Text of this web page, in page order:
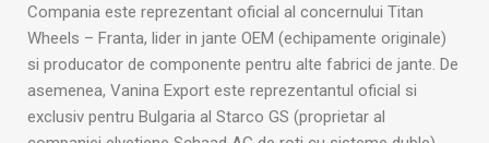
Compania este reprezentant oficial al concernului Titan
Wheels – Franta, lider in jante OEM (echipamente originale)
si producator de componente pentru alte fabrici de jante. De
asemenea, Vanina Export este reprezentantul oficial si
exclusiv pentru Bulgaria al Starco GS (proprietar al